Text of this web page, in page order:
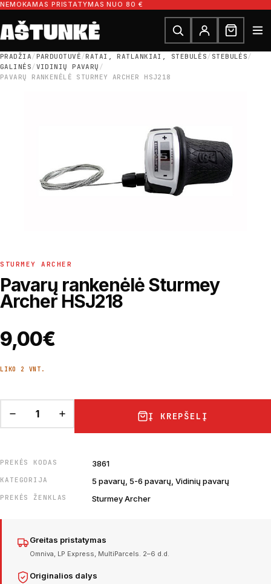
Pereiti prie turinio
NEMOKAMAS PRISTATYMAS NUO 80 €
Ieškoti dalių
Ieškoti
PRADŽIA/PARDUOTUVĖ/RATAI, RATLANKIAI, STEBULĖS/ STEBULĖS/
GALINĖS/VIDINIŲ PAVARŲ /
PAVARŲ RANKENĖLĖ STURMEY ARCHER HSJ218
STURMEY ARCHER
Pavarų rankenėlė Sturmey
Archer HSJ218
9,00€
LIKO 2 VNT.
Į KREPŠELĮ
PREKĖS KODAS 3861
KATEGORIJA 5 pavarų, 5-6 pavarų, Vidinių pavarų
PREKĖS ŽENKLAS Sturmey Archer
Greitas pristatymas
Omniva, LP Express, MultiParcels. 2–6 d.d.
Originalios dalys